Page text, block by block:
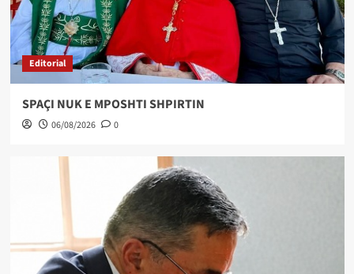
Editorial
SPAÇI NUK E MPOSHTI SHPIRTIN
06/08/2026 0